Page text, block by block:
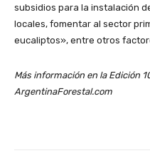
subsidios para la instalación
locales, fomentar al sector
eucaliptos», entre otros
Más información en la Edición
ArgentinaForestal.com